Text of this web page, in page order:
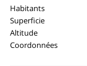
Habitants
Superficie
Altitude
Coordonnées